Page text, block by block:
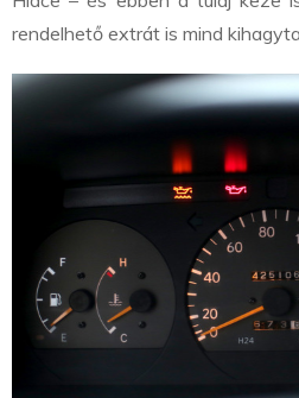
rendelhető extrát is mind